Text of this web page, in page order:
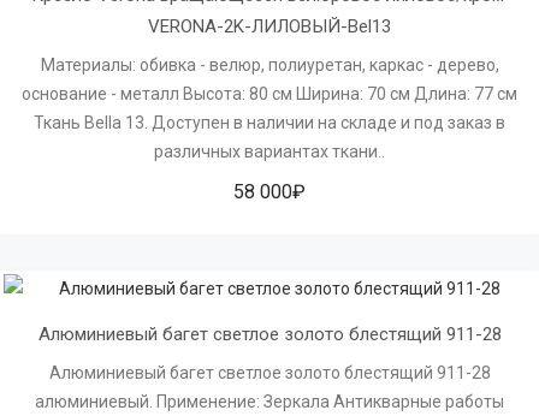
VERONA-2K-ЛИЛОВЫЙ-Bel13
Материалы: обивка - велюр, полиуретан, каркас - дерево,
основание - металл Высота: 80 см Ширина: 70 см Длина: 77 см
Ткань Bella 13. Доступен в наличии на складе и под заказ в
различных вариантах ткани..
58 000₽
Алюминиевый багет светлое золото блестящий 911-28
Алюминиевый багет светлое золото блестящий 911-28
алюминиевый. Применение: Зеркала Антикварные работы